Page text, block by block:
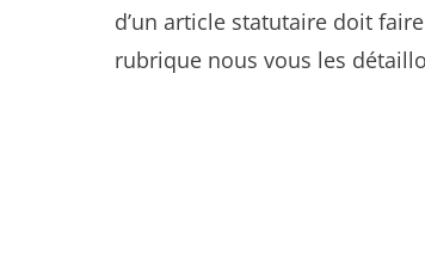
d’un article statutaire doit
rubrique nous vous les